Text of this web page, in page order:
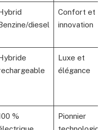
diesel
Confort et
innovation
Luxe et
élégance
%
Pionnier